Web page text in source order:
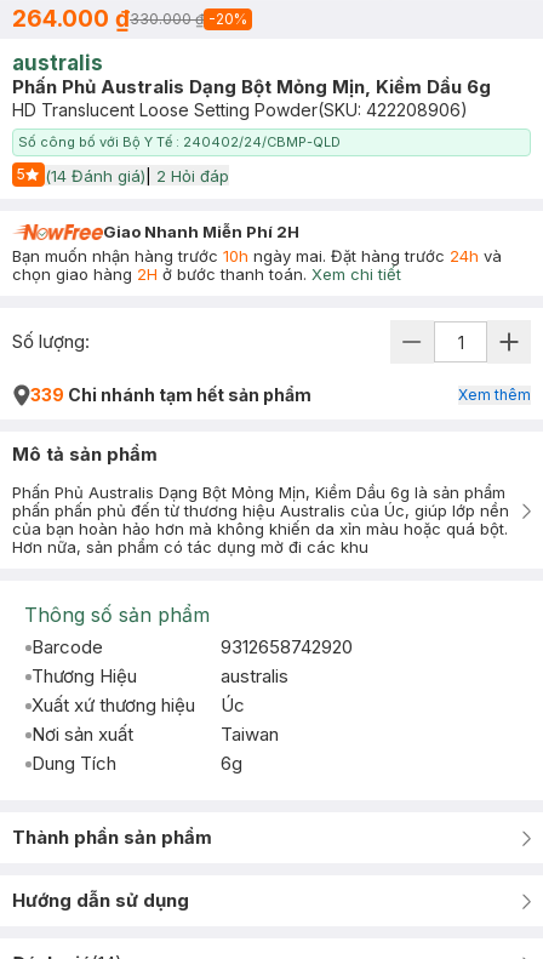
264.000 ₫330.000 ₫ -20%
australis
Phấn Phủ Australis Dạng Bột Mỏng Mịn, Kiềm Dầu 6g
HD Translucent Loose Setting Powder(SKU: 422208906)
Số công bố với Bộ Y Tế : 240402/24/CBMP-QLD
5
Start Icon
(14 Đánh giá) 2 Hỏi đáp
Giao Nhanh Miễn Phí 2H
Bạn muốn nhận hàng trước 10h ngày mai. Đặt hàng trước 24h và
chọn giao hàng 2H ở bước thanh toán. Xem chi tiết
Số lượng:
339 Chi nhánh tạm hết sản phẩm Xem thêm
Mô tả sản phẩm
Phấn Phủ Australis Dạng Bột Mỏng Mịn, Kiềm Dầu 6g là sản phẩm
phấn phấn phủ đến từ thương hiệu Australis của Úc, giúp lớp nền
của bạn hoàn hảo hơn mà không khiến da xỉn màu hoặc quá bột.
Hơn nữa, sản phẩm có tác dụng mờ đi các khu
Thông số sản phẩm
Barcode
9312658742920
Thương Hiệu
australis
Xuất xứ thương hiệu
Úc
Nơi sản xuất
Taiwan
Dung Tích
6g
Thành phần sản phẩm
Hướng dẫn sử dụng